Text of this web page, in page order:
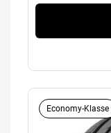
Economy-Klasse